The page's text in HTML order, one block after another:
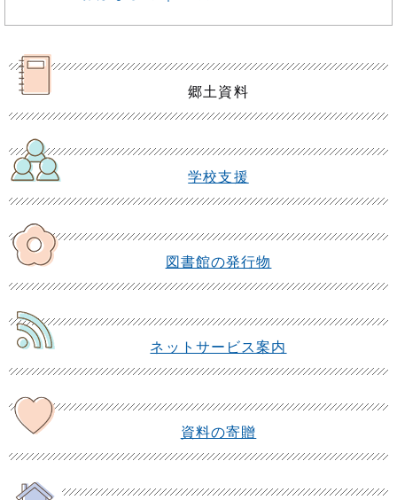
郷土資料
学校支援
図書館の発行物
ネットサービス案内
資料の寄贈